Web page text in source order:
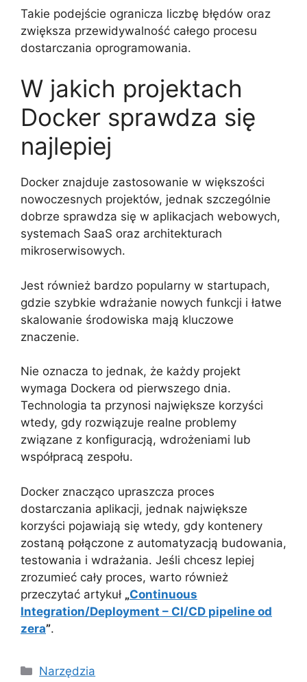
Takie podejście ogranicza liczbę błędów oraz
zwiększa przewidywalność całego procesu
dostarczania oprogramowania.
W jakich projektach
Docker sprawdza się
najlepiej
Docker znajduje zastosowanie w większości
nowoczesnych projektów, jednak szczególnie
dobrze sprawdza się w aplikacjach webowych,
systemach SaaS oraz architekturach
mikroserwisowych.
Jest również bardzo popularny w startupach,
gdzie szybkie wdrażanie nowych funkcji i łatwe
skalowanie środowiska mają kluczowe
znaczenie.
Nie oznacza to jednak, że każdy projekt
wymaga Dockera od pierwszego dnia.
Technologia ta przynosi największe korzyści
wtedy, gdy rozwiązuje realne problemy
związane z konfiguracją, wdrożeniami lub
współpracą zespołu.
Docker znacząco upraszcza proces
dostarczania aplikacji, jednak największe
korzyści pojawiają się wtedy, gdy kontenery
zostaną połączone z automatyzacją budowania,
testowania i wdrażania. Jeśli chcesz lepiej
zrozumieć cały proces, warto również
przeczytać artykuł „Continuous
Integration/Deployment – CI/CD pipeline od
zera”.
Kategorie
Narzędzia